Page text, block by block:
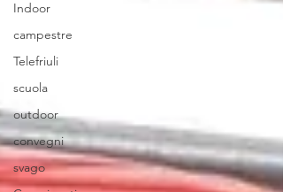
Indoor
campestre
Telefriuli
scuola
outdoor
convegni
svago